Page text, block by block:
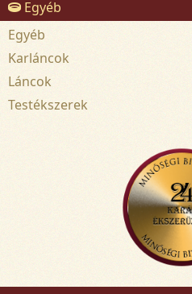
Egyéb
Egyéb
Karláncok
Láncok
Testékszerek